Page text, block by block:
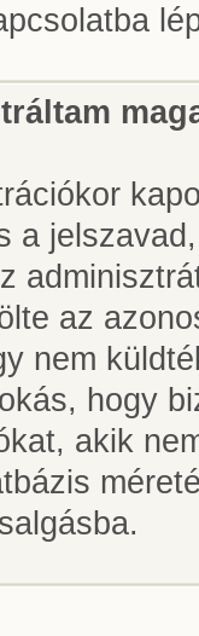
a
az
nem
hogy
akik